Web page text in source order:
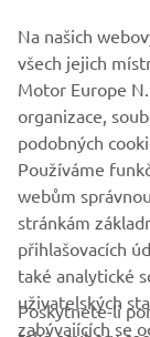
By building on
Yamaha
the introduction
lightweight
meet the needs
commuters.
FIREMNÍ
Na našich
všech jejich
Motor Europe
organizace,
podobných
Používáme
webům
stránkám
přihlašovacích
také analytické
uživatelských
zabývajících se
Poskytnete-li